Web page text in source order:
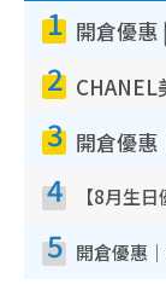
1
2
3
4
5